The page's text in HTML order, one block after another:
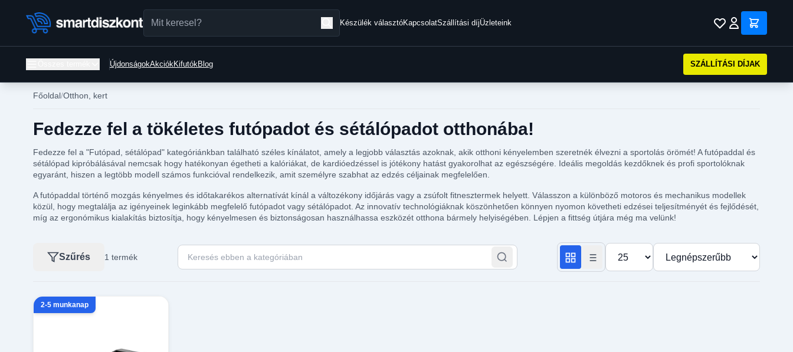
Készülék választóKapcsolatSzállítási díjÜzleteink
ÚjdonságokAkciókKifutókBlog SZÁLLÍTÁSI DÍJAK
Főoldal Otthon, kert
Fedezze fel a tökéletes futópadot és sétálópadot otthonába!
Fedezze fel a "Futópad, sétálópad" kategóriánkban található széles kínálatot, amely a legjobb választás azoknak, akik otthoni kényelemben szeretnék élvezni a sportolás örömét! A futópaddal és
sétálópad kipróbálásával nemcsak hogy hatékonyan égetheti a kalóriákat, de kardióedzéssel is jótékony hatást gyakorolhat az egészségére. Ideális megoldás kezdőknek és profi sportolóknak
egyaránt, hiszen a legtöbb modell számos funkcióval rendelkezik, amit személyre szabhat az edzés céljainak megfelelően.
A futópaddal történő mozgás kényelmes és időtakarékos alternatívát kínál a változékony időjárás vagy a zsúfolt fitnesztermek helyett. Válasszon a különböző motoros és mechanikus modellek
közül, hogy megtalálja az igényeinek leginkább megfelelő futópadot vagy sétálópadot. Az innovatív technológiáknak köszönhetően könnyen nyomon követheti edzései teljesítményét és fejlődését,
míg az ergonómikus kialakítás biztosítja, hogy kényelmesen és biztonságosan használhassa eszközét otthona bármely helyiségében. Lépjen a fittség útjára még ma velünk!
Szűrés 1 termék
Keresés ebben a kategóriában Termékek száma oldalanként
Rendezés
2-5 munkanap